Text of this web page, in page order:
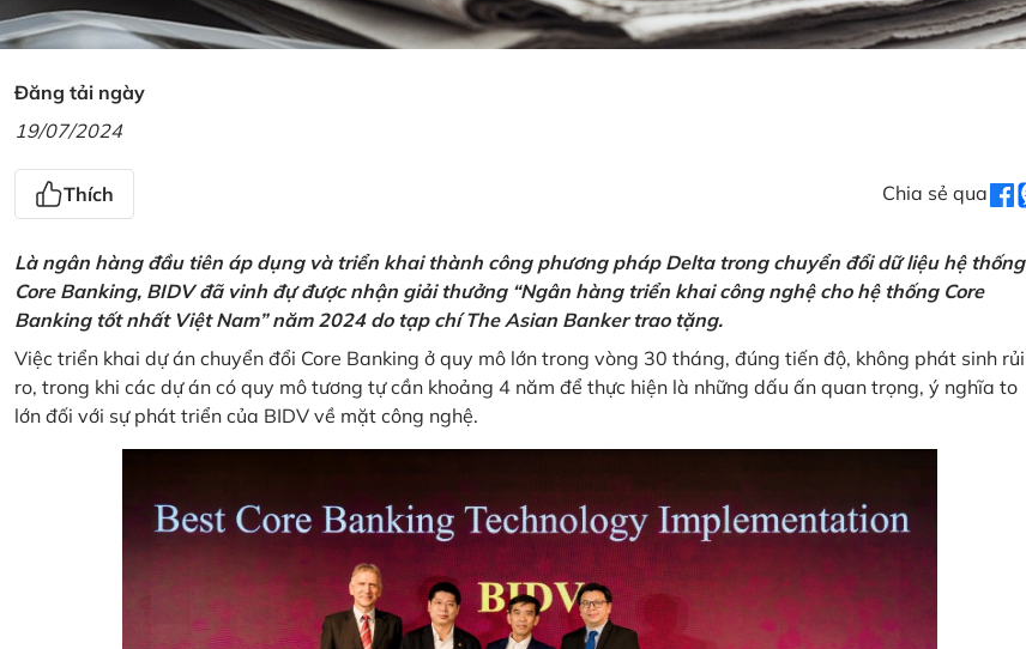
Đăng tải ngày
19/07/2024
Thích Chia sẻ qua
Là ngân hàng đầu tiên áp dụng và triển khai thành công phương pháp Delta trong chuyển đổi dữ liệu hệ thống
Core Banking, BIDV đã vinh đự được nhận giải thưởng “Ngân hàng triển khai công nghệ cho hệ thống Core
Banking tốt nhất Việt Nam” năm 2024 do tạp chí The Asian Banker trao tặng.
Việc triển khai dự án chuyển đổi Core Banking ở quy mô lớn trong vòng 30 tháng, đúng tiến độ, không phát sinh rủi
ro, trong khi các dự án có quy mô tương tự cần khoảng 4 năm để thực hiện là những dấu ấn quan trọng, ý nghĩa to
lớn đối với sự phát triển của BIDV về mặt công nghệ.